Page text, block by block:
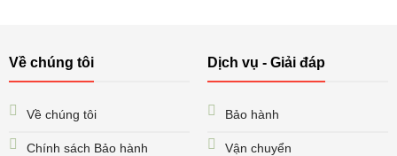
Về chúng tôi
Về chúng tôi
Chính sách Bảo hành
Dịch vụ - Giải đáp
Bảo hành
Vận chuyển